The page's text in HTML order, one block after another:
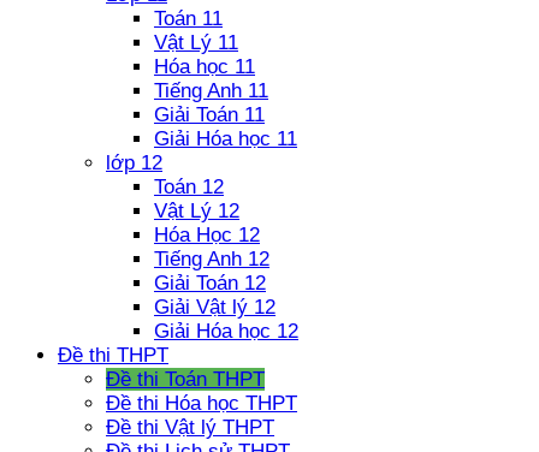
Toán 11
Vật Lý 11
Hóa học 11
Tiếng Anh 11
Giải Toán 11
Giải Hóa học 11
lớp 12
Toán 12
Vật Lý 12
Hóa Học 12
Tiếng Anh 12
Giải Toán 12
Giải Vật lý 12
Giải Hóa học 12
Đề thi THPT
Đề thi Toán THPT
Đề thi Hóa học THPT
Đề thi Vật lý THPT